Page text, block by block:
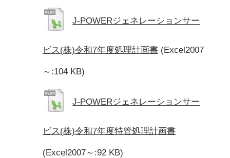
J-POWERジェネレーションサー
ビス(株)令和7年度処理計画書 (Excel2007
～:104 KB)
J-POWERジェネレーションサー
ビス(株)令和7年度特管処理計画書
(Excel2007～:92 KB)